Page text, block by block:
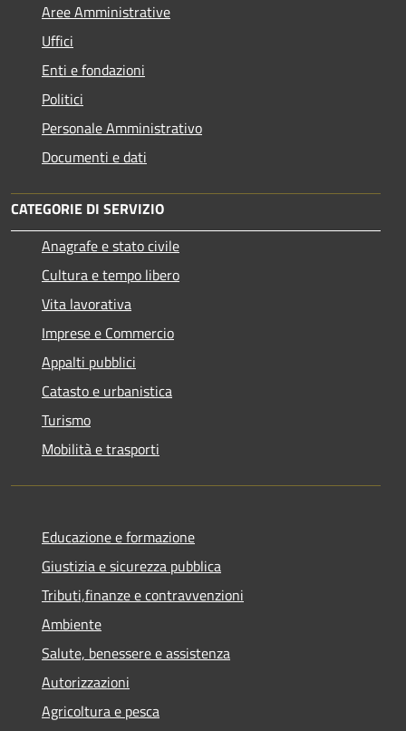
Aree Amministrative
Uffici
Enti e fondazioni
Politici
Personale Amministrativo
Documenti e dati
CATEGORIE DI SERVIZIO
Anagrafe e stato civile
Cultura e tempo libero
Vita lavorativa
Imprese e Commercio
Appalti pubblici
Catasto e urbanistica
Turismo
Mobilità e trasporti
Educazione e formazione
Giustizia e sicurezza pubblica
Tributi,finanze e contravvenzioni
Ambiente
Salute, benessere e assistenza
Autorizzazioni
Agricoltura e pesca